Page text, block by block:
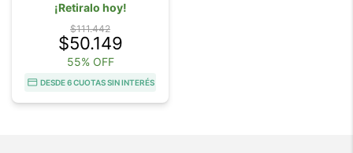
¡Retiralo hoy!
$111.442
$50.149
55% OFF
DESDE 6 CUOTAS SIN INTERÉS